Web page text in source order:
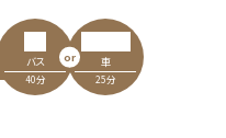
バス
40分
車
25分